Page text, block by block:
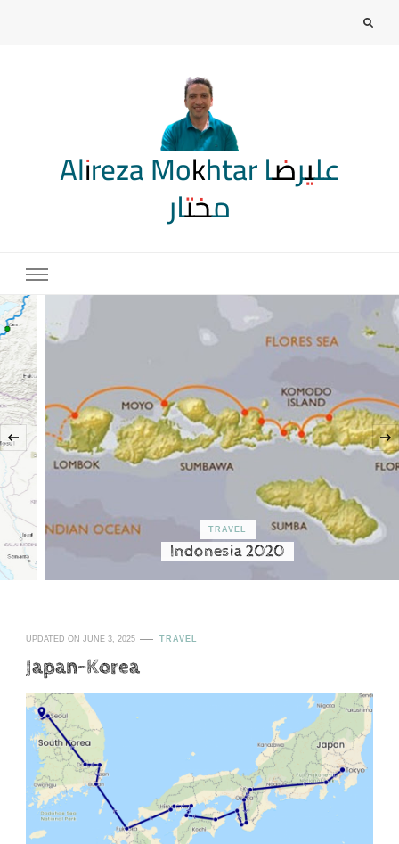
Alireza Mokhtar علیرضا
مختار
TRAVEL
Indonesia 2020
‹
UPDATED ON JUNE 3, 2025 TRAVEL
Japan-Korea